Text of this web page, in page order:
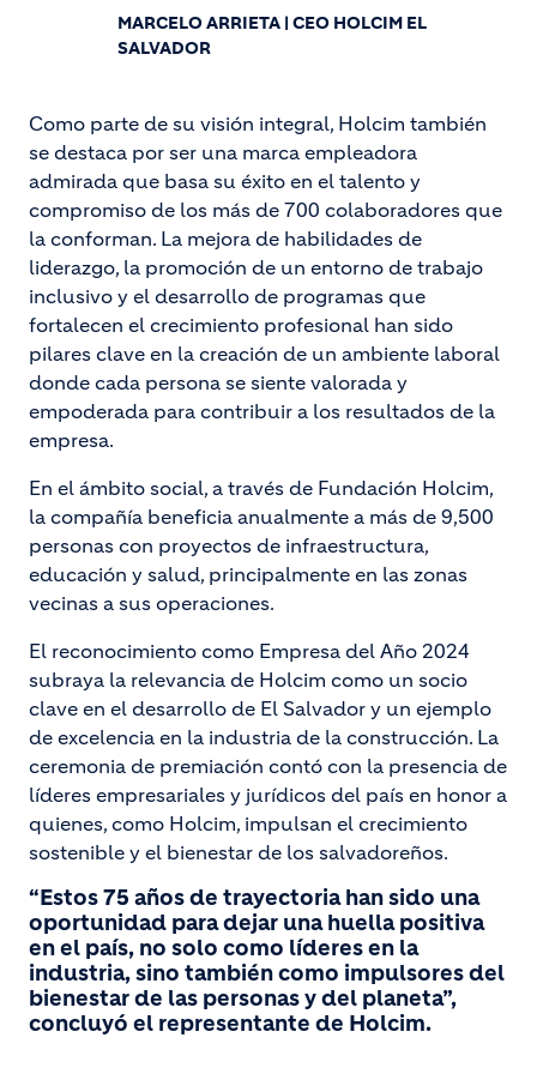
MARCELO ARRIETA | CEO HOLCIM EL
SALVADOR
Como parte de su visión integral, Holcim también
se destaca por ser una marca empleadora
admirada que basa su éxito en el talento y
compromiso de los más de 700 colaboradores que
la conforman. La mejora de habilidades de
liderazgo, la promoción de un entorno de trabajo
inclusivo y el desarrollo de programas que
fortalecen el crecimiento profesional han sido
pilares clave en la creación de un ambiente laboral
donde cada persona se siente valorada y
empoderada para contribuir a los resultados de la
empresa.
En el ámbito social, a través de Fundación Holcim,
la compañía beneficia anualmente a más de 9,500
personas con proyectos de infraestructura,
educación y salud, principalmente en las zonas
vecinas a sus operaciones.
El reconocimiento como Empresa del Año 2024
subraya la relevancia de Holcim como un socio
clave en el desarrollo de El Salvador y un ejemplo
de excelencia en la industria de la construcción. La
ceremonia de premiación contó con la presencia de
líderes empresariales y jurídicos del país en honor a
quienes, como Holcim, impulsan el crecimiento
sostenible y el bienestar de los salvadoreños.
“Estos 75 años de trayectoria han sido una
oportunidad para dejar una huella positiva
en el país, no solo como líderes en la
industria, sino también como impulsores del
bienestar de las personas y del planeta”,
concluyó el representante de Holcim.